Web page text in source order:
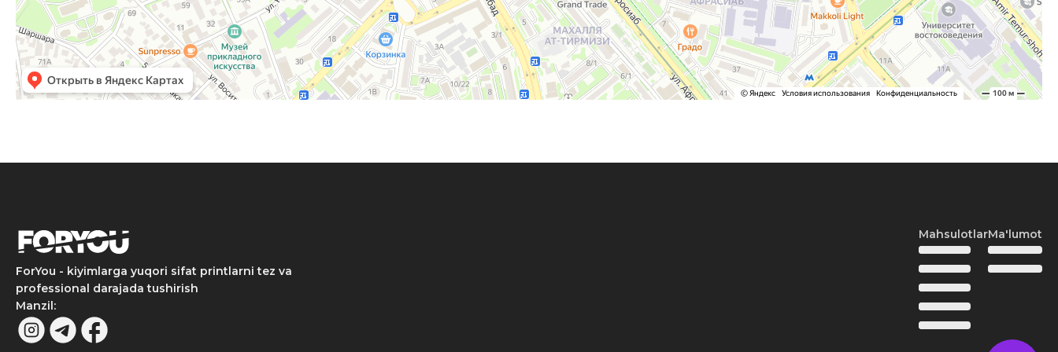
ForYou - kiyimlarga yuqori sifat printlarni tez va
professional darajada tushirish
Manzil:
MahsulotlarMa'lumot